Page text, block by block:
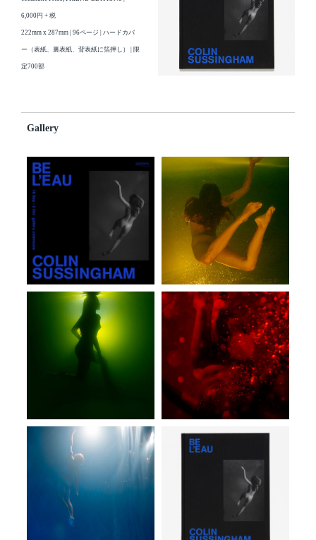
6,000円 + 税
222mm x 287mm | 96ページ | ハードカバ
ー（表紙、裏表紙、背表紙に箔押し） | 限
定700部
Gallery